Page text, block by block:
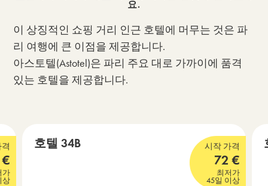
요.
이 상징적인 쇼핑 거리 인근 호텔에 머무는 것은 파
리 여행에 큰 이점을 제공합니다.
아스토텔(Astotel)은 파리 주요 대로 가까이에 품격
있는 호텔을 제공합니다.
€
가
상
호텔 34B 시작 가격
72 €
최저가
45일 이상